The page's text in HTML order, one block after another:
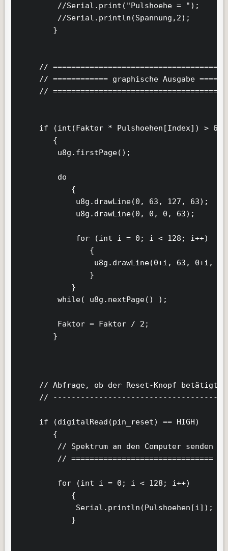
//Serial.print("Pulshoehe = ");
         //Serial.println(Spannung,2);
        }
//
// ============ graphische Ausgabe
//
if (int(Faktor * Pulshoehen[Index]) >
        {
         u8g.firstPage();
         do
            {
             u8g.drawLine(0, 63, 127, 63);
             u8g.drawLine(0, 0, 0, 63);
             for (int i = 0; i < 128; i++)
                {
u8g.drawLine(0+i, 63, 0+i,
                }
            }
         while( u8g.nextPage() );
         Faktor = Faktor / 2;
        }
// Abfrage, ob der Reset-Knopf betätigt
//
     if (digitalRead(pin_reset) == HIGH)
        {
         // Spektrum an den Computer senden
         // ===============================
         for (int i = 0; i < 128; i++)
            {
             Serial.println(Pulshoehen[i]);
            }